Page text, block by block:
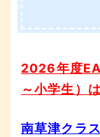
2026年度
～小学生）
南草津クラ